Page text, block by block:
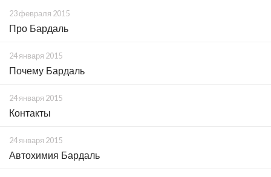
23 февраля 2015
Про Бардаль
24 января 2015
Почему Бардаль
24 января 2015
Контакты
24 января 2015
Автохимия Бардаль